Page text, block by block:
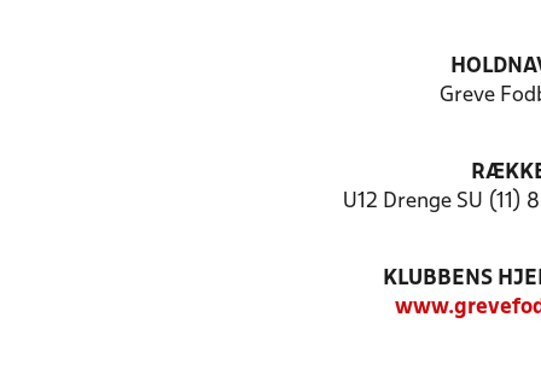
Greve
U12 Drenge SU (11)
KLUBBENS